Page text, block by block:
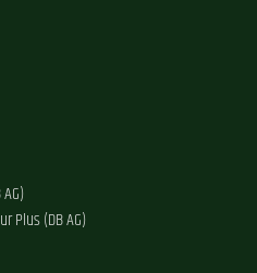
Plus (DB AG)